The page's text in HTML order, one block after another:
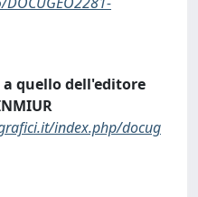
quello dell'editore
index.php/docug